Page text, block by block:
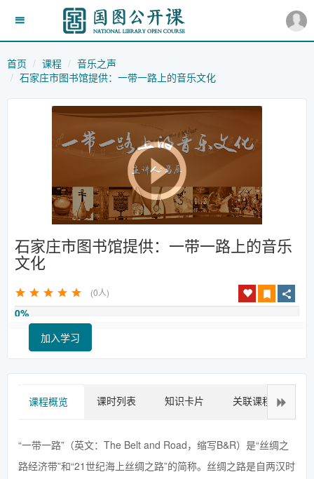
首页 课程
音乐之声
石家庄市图书馆提供：一带一路上的音乐文化
石家庄市图书馆提供：一带一路上的音乐
文化
(0人)
0%
加入学习
课程概览 课时列表 知识卡片 关联课程
“一带一路”（英文：The Belt and Road，缩写B&R）是“丝绸之
路经济带”和“21世纪海上丝绸之路”的简称。丝绸之路是自两汉时